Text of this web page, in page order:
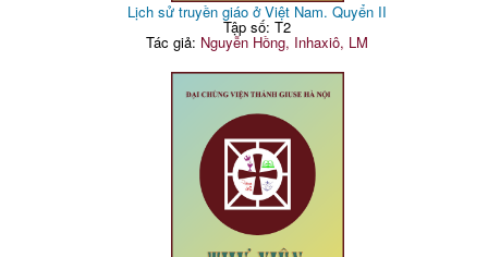
Lịch sử truyền giáo ở Việt Nam. Quyển II
Tập số: T2
Tác giả: Nguyễn Hồng, Inhaxiô, LM